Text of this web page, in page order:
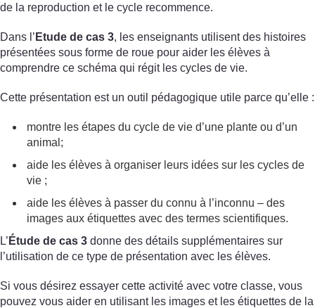
de la reproduction et le cycle recommence.
Dans l’ Etude de cas 3, les enseignants utilisent des histoires
présentées sous forme de roue pour aider les élèves à
comprendre ce schéma qui régit les cycles de vie.
Cette présentation est un outil pédagogique utile parce qu’elle :
montre les étapes du cycle de vie d’une plante ou d’un
animal;
aide les élèves à organiser leurs idées sur les cycles de
vie ;
aide les élèves à passer du connu à l’inconnu – des
images aux étiquettes avec des termes scientifiques.
L’ Étude de cas 3 donne des détails supplémentaires sur
l’utilisation de ce type de présentation avec les élèves.
Si vous désirez essayer cette activité avec votre classe, vous
pouvez vous aider en utilisant les images et les étiquettes de la